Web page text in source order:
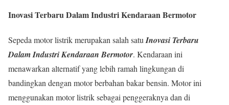
Inovasi Terbaru Dalam Industri Kendaraan Bermotor
Sepeda motor listrik merupakan salah satu Inovasi Terbaru
Dalam Industri Kendaraan Bermotor. Kendaraan ini
menawarkan alternatif yang lebih ramah lingkungan di
bandingkan dengan motor berbahan bakar bensin. Motor ini
menggunakan motor listrik sebagai penggeraknya dan di